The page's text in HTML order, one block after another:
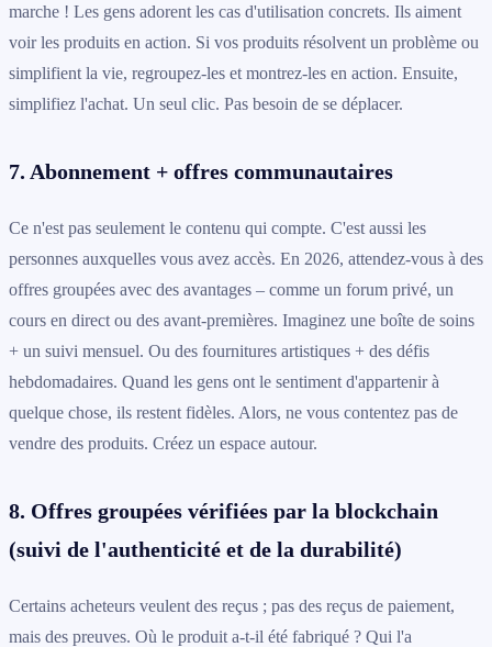
marche ! Les gens adorent les cas d'utilisation concrets. Ils aiment
voir les produits en action. Si vos produits résolvent un problème ou
simplifient la vie, regroupez-les et montrez-les en action. Ensuite,
simplifiez l'achat. Un seul clic. Pas besoin de se déplacer.
7. Abonnement + offres communautaires
Ce n'est pas seulement le contenu qui compte. C'est aussi les
personnes auxquelles vous avez accès. En 2026, attendez-vous à des
offres groupées avec des avantages – comme un forum privé, un
cours en direct ou des avant-premières. Imaginez une boîte de soins
+ un suivi mensuel. Ou des fournitures artistiques + des défis
hebdomadaires. Quand les gens ont le sentiment d'appartenir à
quelque chose, ils restent fidèles. Alors, ne vous contentez pas de
vendre des produits. Créez un espace autour.
8. Offres groupées vérifiées par la blockchain
(suivi de l'authenticité et de la durabilité)
Certains acheteurs veulent des reçus ; pas des reçus de paiement,
mais des preuves. Où le produit a-t-il été fabriqué ? Qui l'a